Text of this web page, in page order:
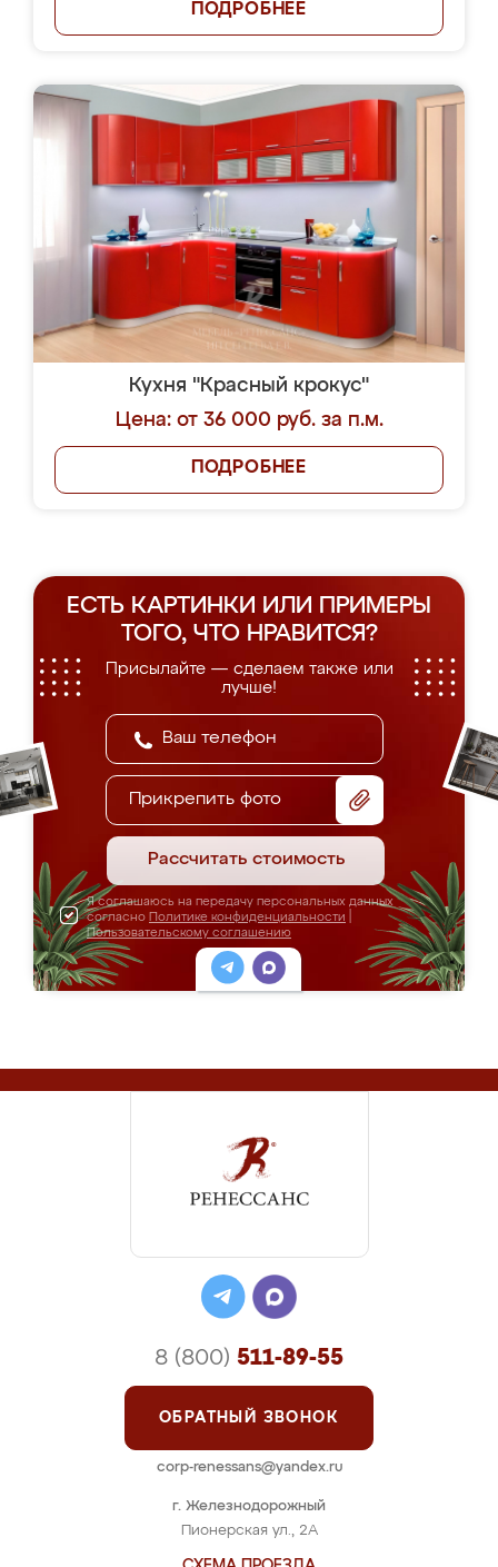
ПОДРОБНЕЕ
Кухня "Красный крокус"
Цена: от 36 000 руб. за п.м.
ПОДРОБНЕЕ
ЕСТЬ КАРТИНКИ ИЛИ ПРИМЕРЫ
ТОГО, ЧТО НРАВИТСЯ?
Присылайте — сделаем также или
лучше!
Прикрепить фото
Рассчитать стоимость
Я соглашаюсь на передачу персональных данных
согласно Политике конфиденциальности
Пользовательскому соглашению
г. Железнодорожный
Пионерская ул., 2А
8 (800) 511-89-55
ОБРАТНЫЙ ЗВОНОК
corp-renessans@yandex.ru